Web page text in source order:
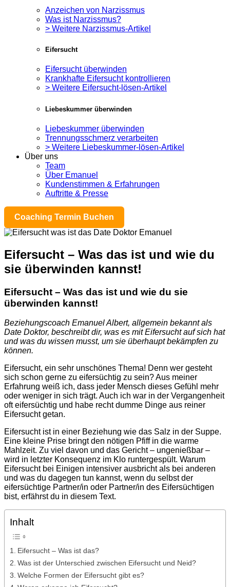
Anzeichen von Narzissmus
Was ist Narzissmus?
> Weitere Narzissmus-Artikel
Eifersucht
Eifersucht überwinden
Krankhafte Eifersucht kontrollieren
> Weitere Eifersucht-lösen-Artikel
Liebeskummer überwinden
Liebeskummer überwinden
Trennungsschmerz verarbeiten
> Weitere Liebeskummer-lösen-Artikel
Über uns
Team
Über Emanuel
Kundenstimmen & Erfahrungen
Auftritte & Presse
Coaching Termin Buchen
Eifersucht – Was das ist und wie du
sie überwinden kannst!
Eifersucht – Was das ist und wie du sie
überwinden kannst!
Beziehungscoach Emanuel Albert, allgemein bekannt als
Date Doktor, beschreibt dir, was es mit Eifersucht auf sich hat
und was du wissen musst, um sie überhaupt bekämpfen zu
können.
Eifersucht, ein sehr unschönes Thema! Denn wer gesteht
sich schon gerne zu eifersüchtig zu sein? Aus meiner
Erfahrung weiß ich, dass jeder Mensch dieses Gefühl mehr
oder weniger in sich trägt. Auch ich war in der Vergangenheit
oft eifersüchtig und habe recht dumme Dinge aus reiner
Eifersucht getan.
Eifersucht ist in einer Beziehung wie das Salz in der Suppe.
Eine kleine Prise bringt den nötigen Pfiff in die warme
Mahlzeit. Zu viel davon und das Gericht – ungenießbar –
wird in letzter Konsequenz im Klo runtergespült. Warum
Eifersucht bei Einigen intensiver ausbricht als bei anderen
und was du dagegen tun kannst, wenn du selbst der
eifersüchtige Partner/in oder Partner/in des Eifersüchtigen
bist, erfährst du in diesem Text.
Inhalt
Eifersucht – Was ist das?
Was ist der Unterschied zwischen Eifersucht und Neid?
Welche Formen der Eifersucht gibt es?